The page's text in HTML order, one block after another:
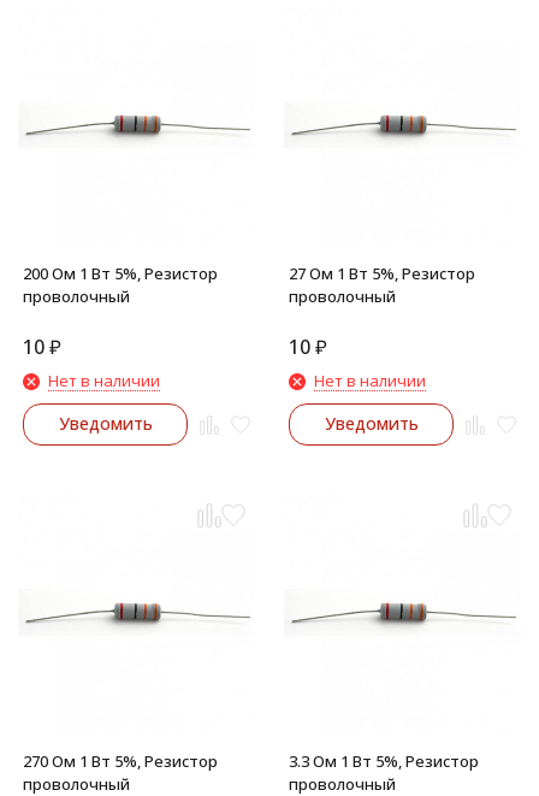
200 Ом 1 Вт 5%, Резистор
проволочный
10₽
Нет в наличии
Уведомить
27 Ом 1 Вт 5%, Резистор
проволочный
10₽
Нет в наличии
Уведомить
270 Ом 1 Вт 5%, Резистор
проволочный
3.3 Ом 1 Вт 5%, Резистор
проволочный